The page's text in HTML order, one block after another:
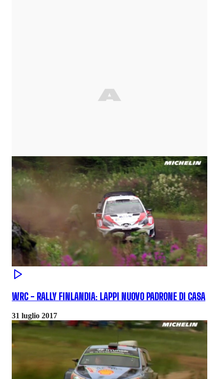
WRC - RALLY FINLANDIA: LAPPI NUOVO PADRONE DI CASA
31 luglio 2017